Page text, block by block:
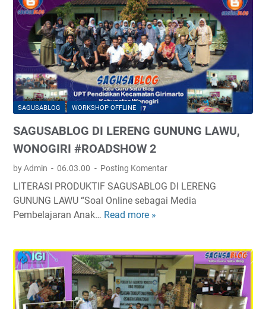
SAGUSABLOG WORKSHOP OFFLINE
SAGUSABLOG DI LERENG GUNUNG LAWU,
WONOGIRI #ROADSHOW 2
by Admin 06.03.00 Posting Komentar
LITERASI PRODUKTIF SAGUSABLOG DI LERENG
GUNUNG LAWU “Soal Online sebagai Media
Pembelajaran Anak… Read more »
U
S
A
B